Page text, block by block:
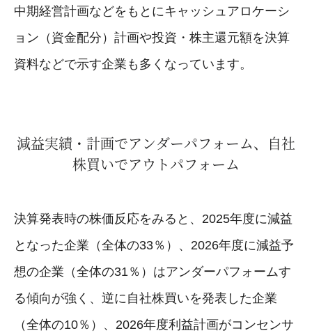
中期経営計画などをもとにキャッシュアロケーシ
ョン（資金配分）計画や投資・株主還元額を決算
資料などで示す企業も多くなっています。
減益実績・計画でアンダーパフォーム、自社
株買いでアウトパフォーム
決算発表時の株価反応をみると、2025年度に減益
となった企業（全体の33％）、2026年度に減益予
想の企業（全体の31％）はアンダーパフォームす
る傾向が強く、逆に自社株買いを発表した企業
（全体の10％）、2026年度利益計画がコンセンサ